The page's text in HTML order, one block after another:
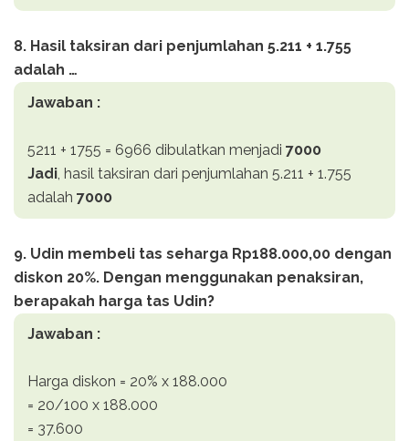
8. Hasil taksiran dari penjumlahan 5.211 + 1.755
adalah …
Jawaban :
5211 + 1755 = 6966 dibulatkan menjadi 7000
Jadi, hasil taksiran dari penjumlahan 5.211 + 1.755
adalah 7000
9. Udin membeli tas seharga Rp188.000,00 dengan
diskon 20%. Dengan menggunakan penaksiran,
berapakah harga tas Udin?
Jawaban :
Harga diskon = 20% x 188.000
= 20/100 x 188.000
= 37.600